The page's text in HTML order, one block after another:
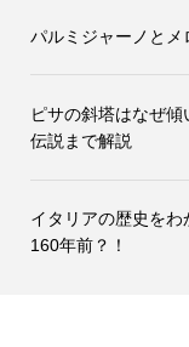
パルミジャーノとメ
ピサの斜塔はなぜ
伝説まで解説
イタリアの歴史を
160年前？！